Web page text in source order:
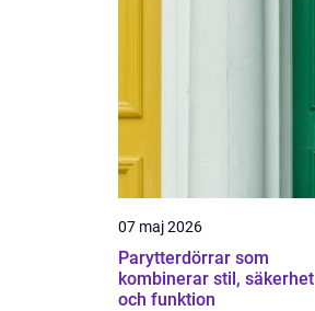
07 maj 2026
Parytterdörrar som
kombinerar stil, säkerhet
och funktion